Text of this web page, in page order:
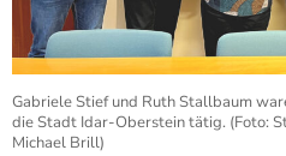
Gabriele Stief und Ruth Stallbaum
die Stadt Idar-Oberstein tätig. (Foto:
Michael Brill)